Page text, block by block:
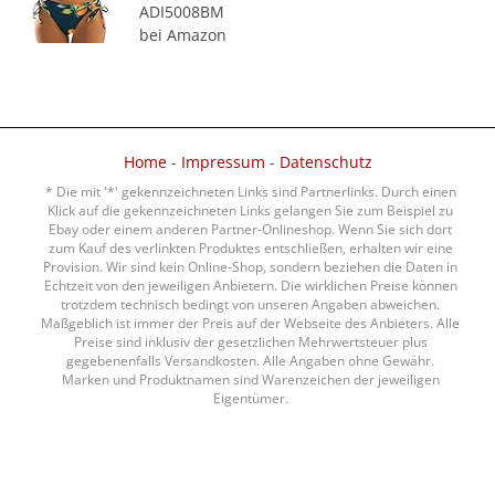
ADI5008BM
bei Amazon
Home- Impressum - Datenschutz
* Die mit '*' gekennzeichneten Links sind Partnerlinks. Durch einen
Klick auf die gekennzeichneten Links gelangen Sie zum Beispiel zu
Ebay oder einem anderen Partner-Onlineshop. Wenn Sie sich dort
zum Kauf des verlinkten Produktes entschließen, erhalten wir eine
Provision. Wir sind kein Online-Shop, sondern beziehen die Daten in
Echtzeit von den jeweiligen Anbietern. Die wirklichen Preise können
trotzdem technisch bedingt von unseren Angaben abweichen.
Maßgeblich ist immer der Preis auf der Webseite des Anbieters. Alle
Preise sind inklusiv der gesetzlichen Mehrwertsteuer plus
gegebenenfalls Versandkosten. Alle Angaben ohne Gewähr.
Marken und Produktnamen sind Warenzeichen der jeweiligen
Eigentümer.